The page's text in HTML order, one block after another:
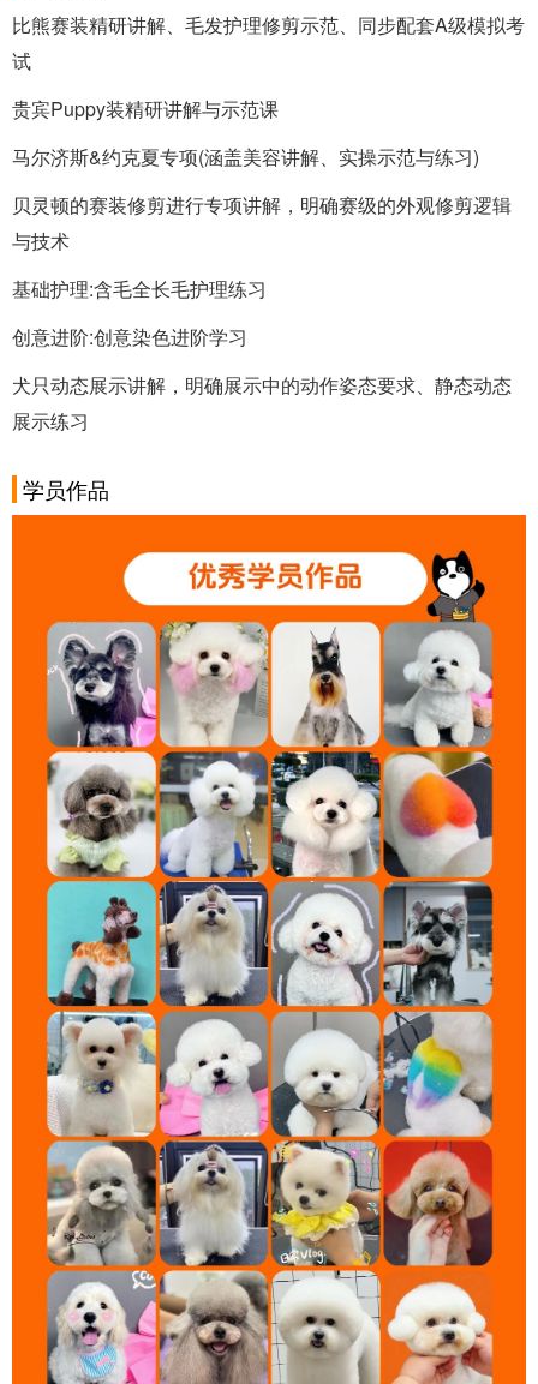
比熊赛装精研讲解、毛发护理修剪示范、同步配套A级模拟考
试
贵宾Puppy装精研讲解与示范课
马尔济斯&约克夏专项(涵盖美容讲解、实操示范与练习)
贝灵顿的赛装修剪进行专项讲解，明确赛级的外观修剪逻辑
与技术
基础护理:含毛全长毛护理练习
创意进阶:创意染色进阶学习
犬只动态展示讲解，明确展示中的动作姿态要求、静态动态
展示练习
学员作品